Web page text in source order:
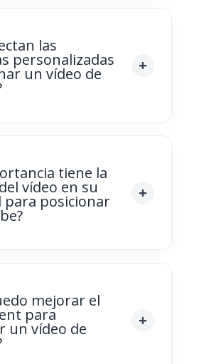
las
personalizadas
un vídeo de
tiene la
vídeo en su
para posicionar
mejorar el
para
un vídeo de